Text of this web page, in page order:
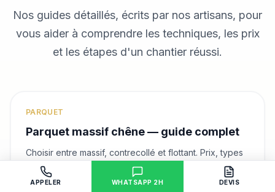
Nos guides détaillés, écrits par nos artisans, pour
vous aider à comprendre les techniques, les prix
et les étapes d'un chantier réussi.
PARQUET
Parquet massif chêne — guide complet
Choisir entre massif, contrecollé et flottant. Prix, types
de pose, point de Hongrie.
APPELER WHATSAPP 2H DEVIS